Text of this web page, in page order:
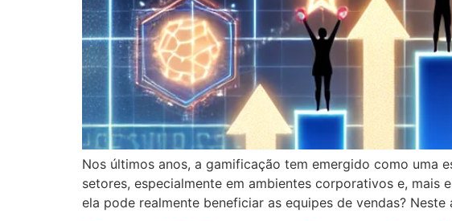
Nos últimos anos, a gamificação tem emergido como uma
setores, especialmente em ambientes corporativos e, mais
ela pode realmente beneficiar as equipes de vendas?